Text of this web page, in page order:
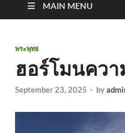
MAIN MENU
พระพุทธ
ฮอร์โมนคว
September 23, 2025 - by